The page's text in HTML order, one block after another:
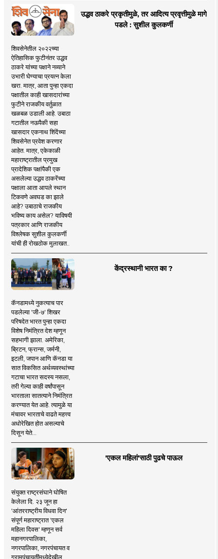
उद्धव ठाकरे प्रकृतीमुळे, तर आदित्य प्रवृत्तीमुळे मागे
पडले : सुशील कुलकर्णी
शिवसेनेतील २०२२च्या
ऐतिहासिक फुटीनंतर उद्धव
ठाकरे यांच्या पक्षाने नव्याने
उभारी घेण्याचा प्रयत्न केला
खरा. मात्र, आता पुन्हा एकदा
पक्षातील काही खासदारांच्या
फुटीने राजकीय वर्तुळात
खळबळ उडाली आहे. उबाठा
गटातील नऊपैकी सहा
खासदार एकनाथ शिंदेंच्या
शिवसेनेत प्रवेश करणार
आहेत. मात्र, एकेकाळी
महाराष्ट्रातील प्रमुख
प्रादेशिक पक्षांपैकी एक
असलेल्या उद्धव ठाकरेंच्या
पक्षाला आता आपले स्थान
टिकवणे अवघड का झाले
आहे? उबाठाचे राजकीय
भविष्य काय असेल? याविषयी
पत्रकार आणि राजकीय
विश्लेषक सुशील कुलकर्णी
यांची ही रोखठोक मुलाखत..
केंद्रस्थानी भारत का ?
कॅनडामध्ये नुकत्याच पार
पडलेल्या 'जी-७' शिखर
परिषदेत भारत पुन्हा एकदा
विशेष निमंत्रित देश म्हणून
सहभागी झाला. अमेरिका,
ब्रिटन, फ्रान्स, जर्मनी,
इटली, जपान आणि कॅनडा या
सात विकसित अर्थव्यवस्थांच्या
गटाचा भारत सदस्य नसला,
तरी गेल्या काही वर्षांपासून
भारताला सातत्याने निमंत्रित
करण्यात येत आहे. त्यामुळे या
मंचावर भारताचे वाढते महत्त्व
अधोरेखित होत असल्याचे
दिसून येते...
'एकल महिलां'साठी पुढचे पाऊल
संयुक्त राष्ट्रसंघाने घोषित
केलेला दि. २३ जून हा
'आंतरराष्ट्रीय विधवा दिन'
संपूर्ण महाराष्ट्रात 'एकल
महिला दिवस' म्हणून सर्व
महानगरपालिका,
नगरपालिका, नगरपंचायत व
ग्रामपंचायतींमध्येदेखील